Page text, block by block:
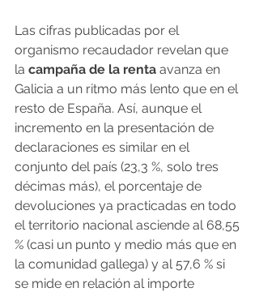
Las cifras publicadas por el
organismo recaudador revelan que
la campaña de la renta avanza en
Galicia a un ritmo más lento que en el
resto de España. Así, aunque el
incremento en la presentación de
declaraciones es similar en el
conjunto del país (23,3 %, solo tres
décimas más), el porcentaje de
devoluciones ya practicadas en todo
el territorio nacional asciende al 68,55
% (casi un punto y medio más que en
la comunidad gallega) y al 57,6 % si
se mide en relación al importe